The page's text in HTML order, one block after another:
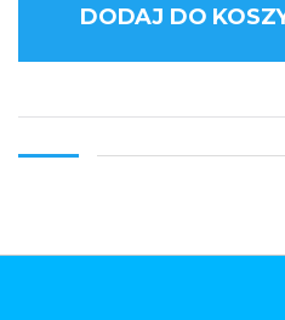
DODAJ DO